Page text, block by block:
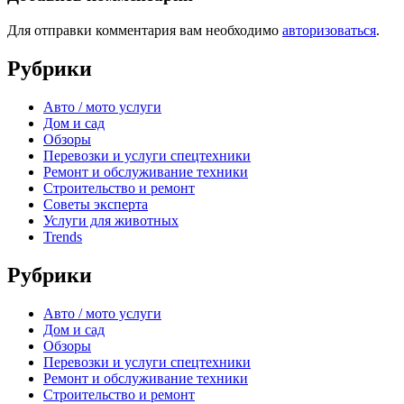
Для отправки комментария вам необходимо авторизоваться.
Рубрики
Авто / мото услуги
Дом и сад
Обзоры
Перевозки и услуги спецтехники
Ремонт и обслуживание техники
Строительство и ремонт
Советы эксперта
Услуги для животных
Trends
Рубрики
Авто / мото услуги
Дом и сад
Обзоры
Перевозки и услуги спецтехники
Ремонт и обслуживание техники
Строительство и ремонт